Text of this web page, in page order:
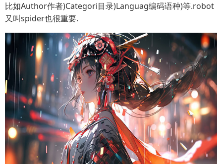
比如Author作者)Categori目录)Languag编码语种)等.robot
又叫spider也很重要.